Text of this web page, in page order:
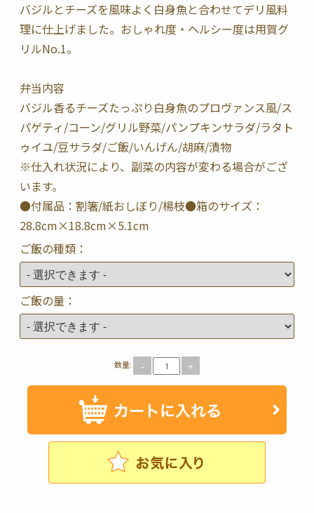
バジルとチーズを風味よく白身魚と合わせてデリ風料
理に仕上げました。おしゃれ度・ヘルシー度は用賀グ
リルNo.1。
弁当内容
バジル香るチーズたっぷり白身魚のプロヴァンス風/ス
パゲティ/コーン/グリル野菜/パンプキンサラダ/ラタト
ゥイユ/豆サラダ/ご飯/いんげん/胡麻/漬物
※仕入れ状況により、副菜の内容が変わる場合がござ
います。
●付属品：割箸/紙おしぼり/楊枝●箱のサイズ：
28.8cm×18.8cm×5.1cm
ご飯の種類：
ご飯の量：
数量: - +